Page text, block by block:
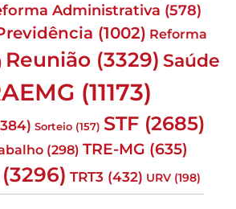
Administrativa (578)
(1002) Reforma
Reunião (3329) Saúde
(11173)
Sorteio (157) STF (2685)
(298) TRE-MG (635)
(3296) TRT3 (432) URV (198)